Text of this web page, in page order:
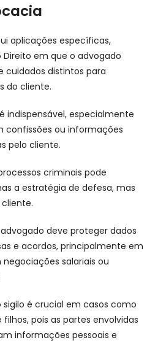
aplicações específicas,
em que o advogado
cuidados distintos para
do cliente.
indispensável, especialmente
confissões ou informações
pelo cliente.
criminais pode
a estratégia de defesa, mas
deve proteger dados
e acordos, principalmente em
salariais ou
sigilo é crucial em casos como
pois as partes envolvidas
informações pessoais e